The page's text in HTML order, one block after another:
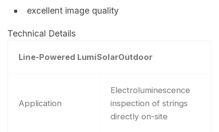
excellent image quality
Technical Details
Line-Powered LumiSolarOutdoor
Application
Electroluminescence
inspection of strings
directly on-site